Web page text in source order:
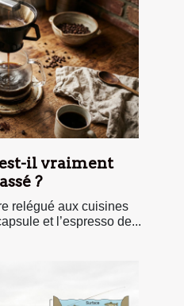
il vraiment
?
relégué aux cuisines
et l’espresso de...